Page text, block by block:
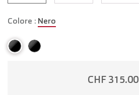
Colore : Nero
CHF 315.00